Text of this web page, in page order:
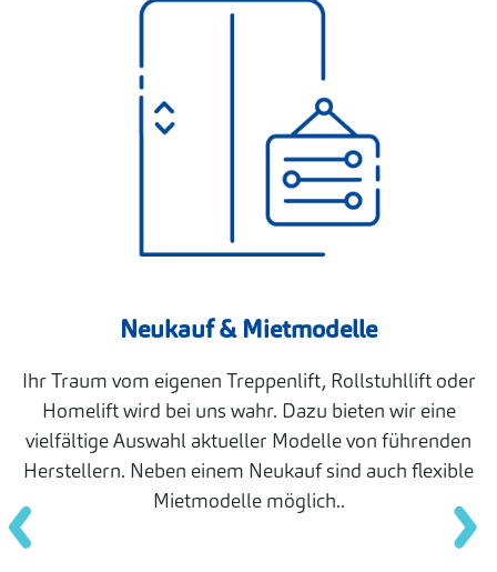
Neukauf & Mietmodelle
Ihr Traum vom eigenen Treppenlift, Rollstuhllift oder
Homelift wird bei uns wahr. Dazu bieten wir eine
vielfältige Auswahl aktueller Modelle von führenden
Herstellern. Neben einem Neukauf sind auch flexible
Mietmodelle möglich..